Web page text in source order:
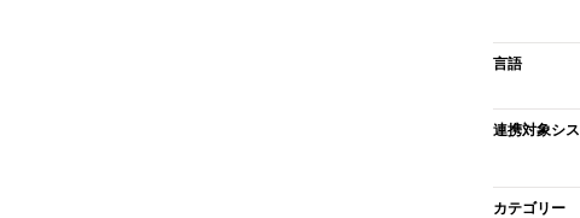
言語
連携対象シ
カテゴリー